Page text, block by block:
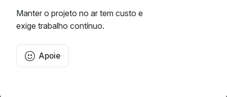
Manter o projeto no ar tem custo e
exige trabalho contínuo.
Apoie